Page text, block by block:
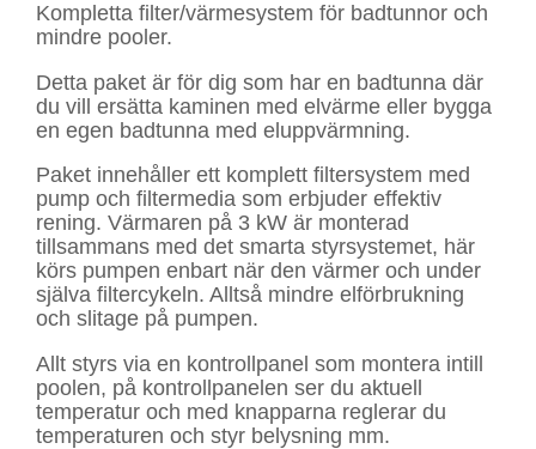
Kompletta filter/värmesystem för badtunnor och
mindre pooler.
Detta paket är för dig som har en badtunna där
du vill ersätta kaminen med elvärme eller bygga
en egen badtunna med eluppvärmning.
Paket innehåller ett komplett filtersystem med
pump och filtermedia som erbjuder effektiv
rening. Värmaren på 3 kW är monterad
tillsammans med det smarta styrsystemet, här
körs pumpen enbart när den värmer och under
själva filtercykeln. Alltså mindre elförbrukning
och slitage på pumpen.
Allt styrs via en kontrollpanel som montera intill
poolen, på kontrollpanelen ser du aktuell
temperatur och med knapparna reglerar du
temperaturen och styr belysning mm.